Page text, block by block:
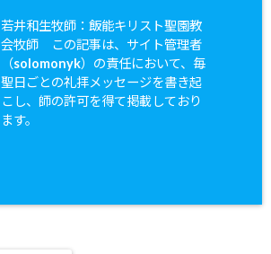
若井和生牧師：飯能キリスト聖園教
会牧師 この記事は、サイト管理者
（solomonyk）の責任において、毎
聖日ごとの礼拝メッセージを書き起
こし、師の許可を得て掲載しており
ます。